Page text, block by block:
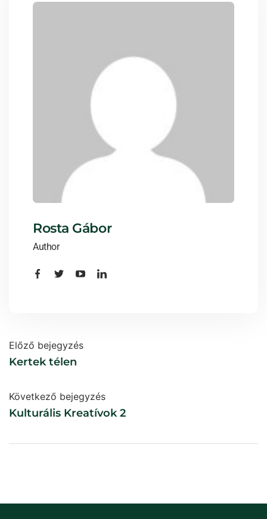
Rosta Gábor
Author
Előző bejegyzés
Kertek télen
Következő bejegyzés
Kulturális Kreatívok 2